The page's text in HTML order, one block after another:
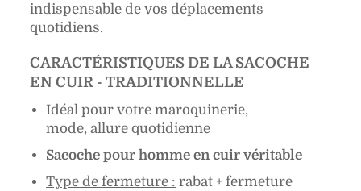
indispensable de vos déplacements
quotidiens.
CARACTÉRISTIQUES DE LA SACOCHE
EN CUIR - TRADITIONNELLE
Idéal pour votre maroquinerie,
mode, allure quotidienne
Sacoche pour homme en cuir véritable
Type de fermeture : rabat + fermeture